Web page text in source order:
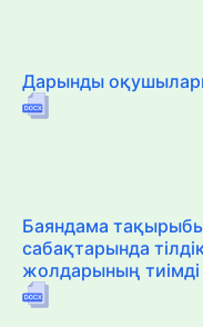
Дарынды
Баяндама
сабақтарында
жолдарының тиімді